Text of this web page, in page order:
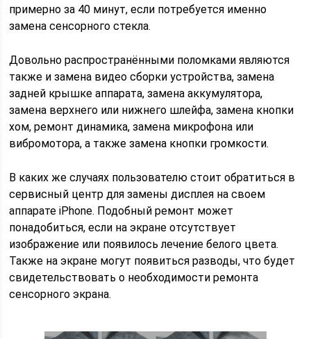
примерно за 40 минут, если потребуется именно
замена сенсорного стекла.
Довольно распространёнными поломками являются
также и замена видео сборки устройства, замена
задней крышке аппарата, замена аккумулятора,
замена верхнего или нижнего шлейфа, замена кнопки
хом, ремонт динамика, замена микрофона или
вибромотора, а также замена кнопки громкости.
В каких же случаях пользователю стоит обратиться в
сервисный центр для замены дисплея на своем
аппарате iPhone. Подобный ремонт может
понадобиться, если на экране отсутствует
изображение или появилось лечение белого цвета.
Также на экране могут появиться разводы, что будет
свидетельствовать о необходимости ремонта
сенсорного экрана.